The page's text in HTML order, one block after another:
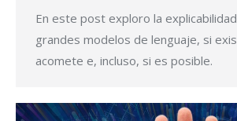
En este post exploro la
grandes modelos de lenguaje, si
acomete e, incluso, si es posible.